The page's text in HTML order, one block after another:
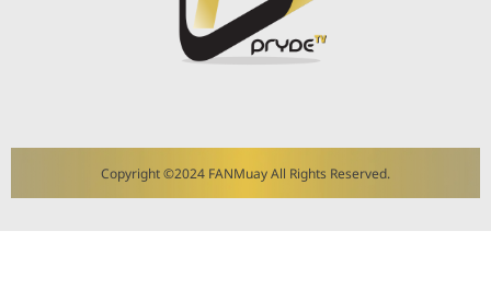
Copyright ©2024 FANMuay All Rights Reserved.